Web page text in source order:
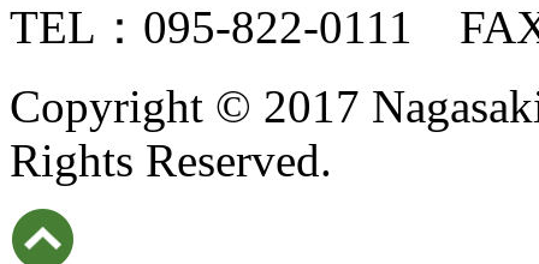
TEL：095-822-0111
Copyright © 2017
Rights Reserved.